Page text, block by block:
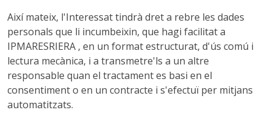
Així mateix, l'Interessat tindrà dret a rebre les dades
personals que li incumbeixin, que hagi facilitat a
IPMARESRIERA , en un format estructurat, d'ús comú i
lectura mecànica, i a transmetre'ls a un altre
responsable quan el tractament es basi en el
consentiment o en un contracte i s'efectuï per mitjans
automatitzats.